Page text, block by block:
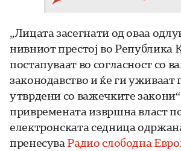
„Лицата засегнати од оваа
нивниот престој во Република
постапуваат во согласност со
законодавство и ќе ги уживаат
утврдени со важечките
привремената извршна власт
електронската седница
пренесуваРадио слободна